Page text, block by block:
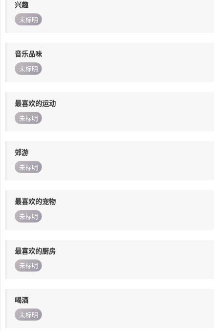
兴趣
未标明
音乐品味
未标明
最喜欢的运动
未标明
郊游
未标明
最喜欢的宠物
未标明
最喜欢的厨房
未标明
喝酒
未标明